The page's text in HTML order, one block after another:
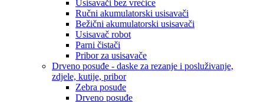
Usisavači bez vrećice
Ručni akumulatorski usisavači
Bežični akumulatorski usisavači
Usisavač robot
Parni čistači
Pribor za usisavače
Drveno posuđe - daske za rezanje i posluživanje,
zdjele, kutije, pribor
Zebra posuđe
Drveno posuđe